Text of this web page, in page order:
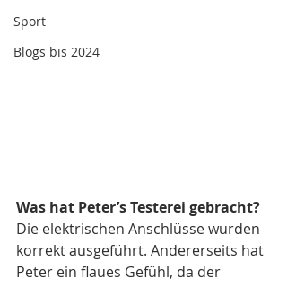
Sport
Blogs bis 2024
Was hat Peter’s Testerei gebracht?
Die elektrischen Anschlüsse wurden
korrekt ausgeführt. Andererseits hat
Peter ein flaues Gefühl, da der